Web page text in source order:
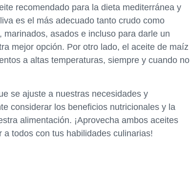
recomendado para la dieta mediterránea y
es el más adecuado tanto crudo como
asados e incluso para darle un
mejor opción. Por otro lado, el aceite de maíz
a altas temperaturas, siempre y cuando no
se ajuste a nuestras necesidades y
considerar los beneficios nutricionales y la
alimentación. ¡Aprovecha ambos aceites
todos con tus habilidades culinarias!